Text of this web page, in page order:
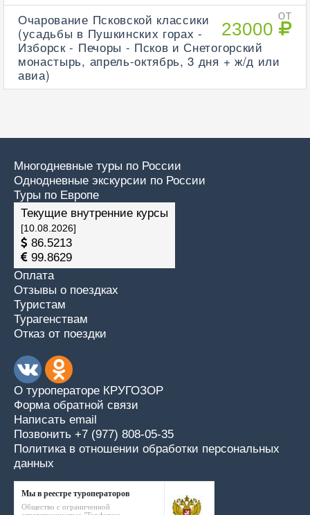
ОТ
23000
Очарование Псковской классики
(усадьбы в Пушкинских горах -
Изборск - Печоры - Псков и Снетогорский
монастырь, апрель-октябрь, 3 дня + ж/д или
авиа)
Многодневные туры по России
Однодневные экскурсии по России
Туры по Европе
Текущие внутренние курсы
[10.08.2026]
86.5213
99.8629
Оплата
Отзывы о поездках
Туристам
Турагенствам
Отказ от поездки
О туроператоре КРУГОЗОР
Форма обратной связи
Написать email
Позвонить +7 (977) 808-05-35
Политика в отношении обработки персональных
данных
Мы в реестре туроператоров
Общество с ограниченной